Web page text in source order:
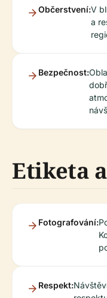
Občerstvení:V
a
Bezpečnost:
Etiketa
Fotografování:
Respekt: